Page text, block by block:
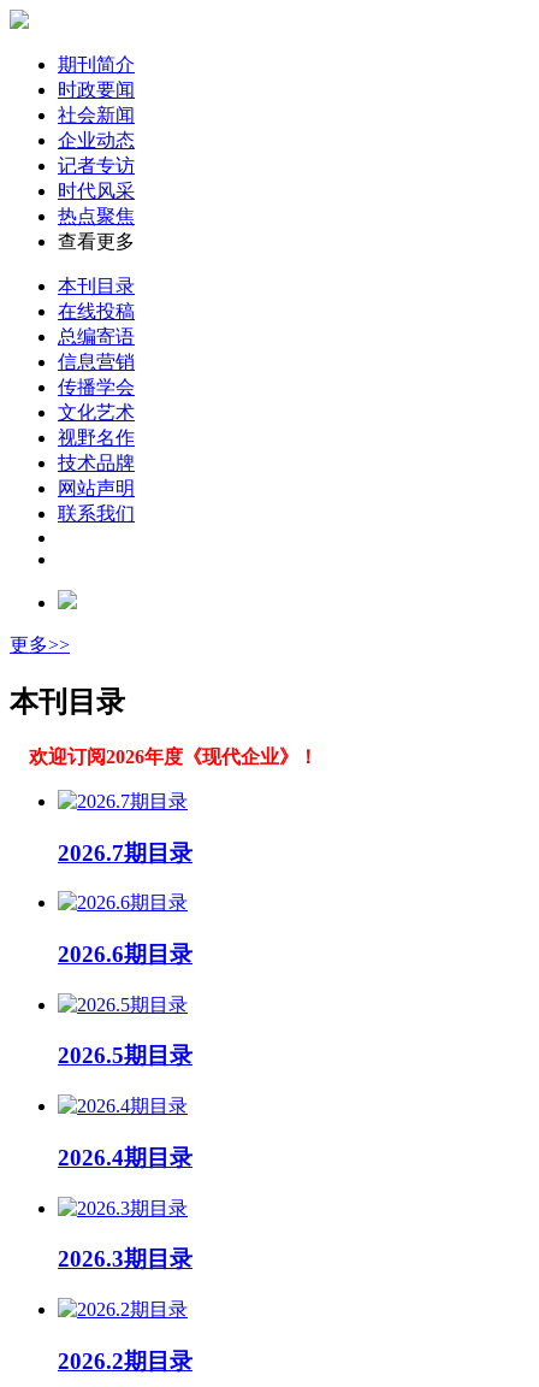
期刊简介
时政要闻
社会新闻
企业动态
记者专访
时代风采
热点聚焦
查看更多
本刊目录
在线投稿
总编寄语
信息营销
传播学会
文化艺术
视野名作
技术品牌
网站声明
联系我们
更多>>
本刊目录
欢迎订阅2026年度《现代企业》！
2026.7期目录
2026.6期目录
2026.5期目录
2026.4期目录
2026.3期目录
2026.2期目录